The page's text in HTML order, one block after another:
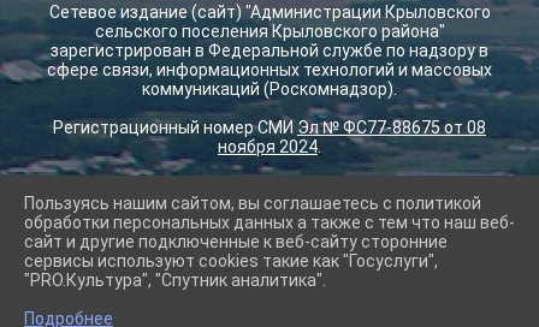
Сетевое издание (сайт) "Администрации Крыловского
сельского поселения Крыловского района"
зарегистрирован в Федеральной службе по надзору в
сфере связи, информационных технологий и массовых
коммуникаций (Роскомнадзор).
Регистрационный номер СМИ Эл № ФС77-88675 от 08
ноября 2024
2026 г. krilovskay.ru
Вход
Карта сайта
Политика обработки персональных данных
Пользуясь нашим сайтом, вы соглашаетесь с политикой
обработки персональных данных а также с тем что наш веб-
сайт и другие подключенные к веб-сайту сторонние
сервисы используют cookies такие как "Госуслуги",
"PRO.Культура", "Спутник аналитика".
Подробнее